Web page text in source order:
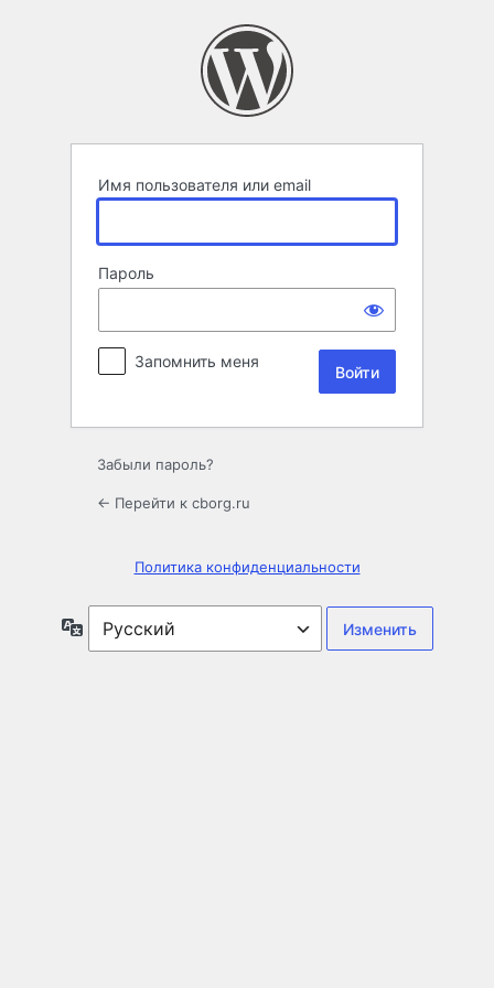
Имя пользователя или email
Пароль
Запомнить меня
Забыли пароль?
← Перейти к cborg.ru
Политика конфиденциальности
Язык